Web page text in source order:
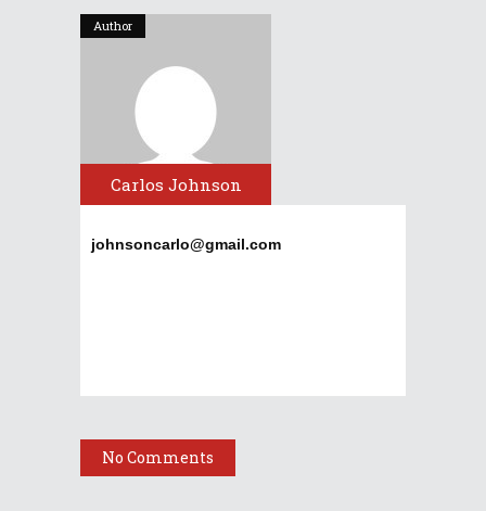
Author
Carlos Johnson
johnsoncarlo@gmail.com
No Comments